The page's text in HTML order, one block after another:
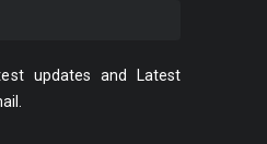
updates and Latest